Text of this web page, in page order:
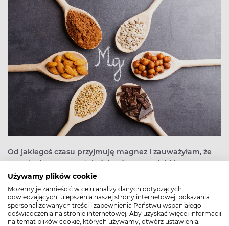
Używamy plików cookie
Możemy je zamieścić w celu analizy danych dotyczących
odwiedzających, ulepszenia naszej strony internetowej, pokazania
spersonalizowanych treści i zapewnienia Państwu wspaniałego
doświadczenia na stronie internetowej. Aby uzyskać więcej informacji
na temat plików cookie, których używamy, otwórz ustawienia.
Od jakiegoś czasu przyjmuję magnez i zauważyłam, że
po zażyciu na pusty żołądek odczuwam lekki
dyskomfort. Czy magnez może podrażniać żołądek?
Zastanawiam się też, jaki preparat wybrać, jeśli mam
wrażliwy układ pokarmowy. Czy forma magnezu ma tu
znaczenie?